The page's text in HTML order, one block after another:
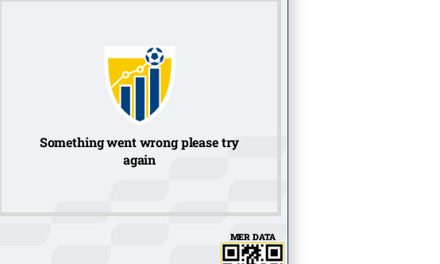
Something went wrong please try
again
MER DATA